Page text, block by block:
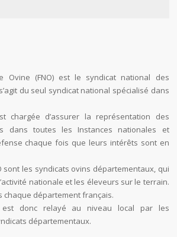
Ovine (FNO) est le syndicat national des
du seul syndicat national spécialisé dans
chargée d’assurer la représentation des
dans toutes les Instances nationales et
chaque fois que leurs intérêts sont en
sont les syndicats ovins départementaux, qui
nationale et les éleveurs sur le terrain.
chaque département français.
donc relayé au niveau local par les
départementaux.